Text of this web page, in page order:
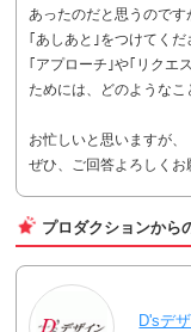
あったのだと思うのです
｢あしあと｣をつけてくだ
｢アプローチ｣や｢リクエ
ためには、どのようなこ
お忙しいと思いますが、
ぜひ、ご回答よろしくお
プロダクションから
D'sデ